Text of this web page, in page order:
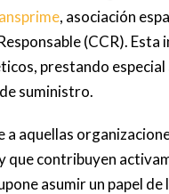
, asociación
(CCR).
prestando
suministro.
a aquellas
que contribuyen
asumir un papel